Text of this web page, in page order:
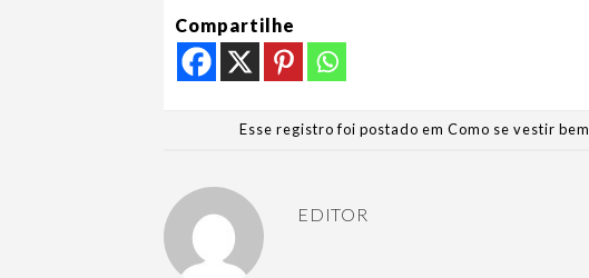
Compartilhe
Esse registro foi postado em Como se vestir bem
EDITOR